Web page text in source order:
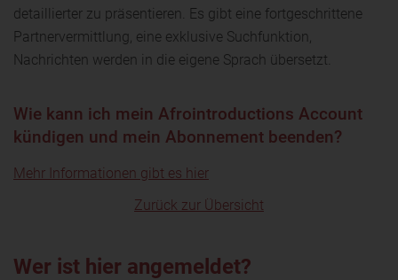
detaillierter zu präsentieren. Es gibt eine fortgeschrittene
Partnervermittlung, eine exklusive Suchfunktion,
Nachrichten werden in die eigene Sprach übersetzt.
Wie kann ich mein Afrointroductions Account
kündigen und mein Abonnement beenden?
Mehr Informationen gibt es hier
Zurück zur Übersicht
Wer ist hier angemeldet?